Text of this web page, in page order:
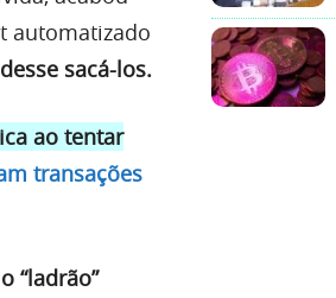
automatizado
sacá-los.
ao tentar
transações
“ladrão”